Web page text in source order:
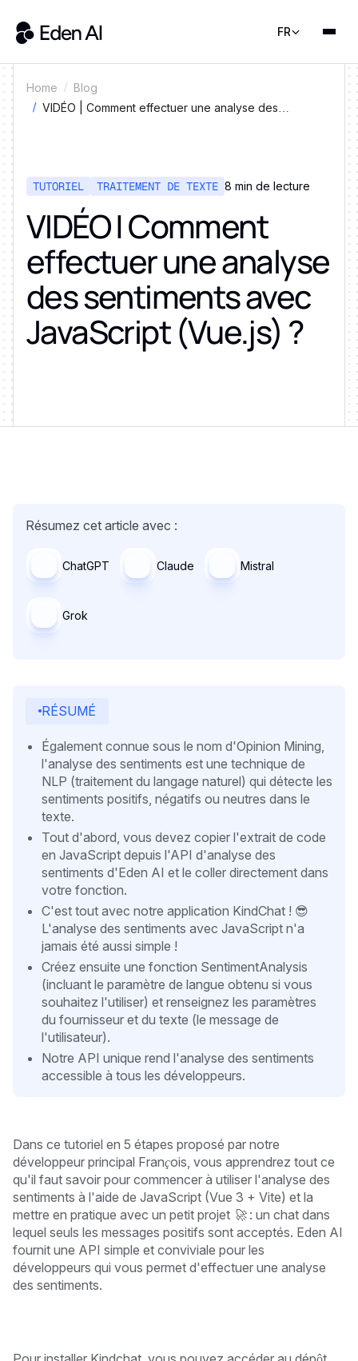
FR
Home
Blog
VIDÉO | Comment effectuer une analyse des
TUTORIEL TRAITEMENT DE TEXTE 8 min de lecture
VIDÉO | Comment
effectuer une analyse
des sentiments avec
JavaScript (Vue.js) ?
Résumez cet article avec :
ChatGPT Claude Mistral
Grok
RÉSUMÉ
Également connue sous le nom d'Opinion Mining,
l'analyse des sentiments est une technique de
NLP (traitement du langage naturel) qui détecte les
sentiments positifs, négatifs ou neutres dans le
texte.
Tout d'abord, vous devez copier l'extrait de code
en JavaScript depuis l'API d'analyse des
sentiments d'Eden AI et le coller directement dans
votre fonction.
C'est tout avec notre application KindChat ! 😎
L'analyse des sentiments avec JavaScript n'a
jamais été aussi simple !
Créez ensuite une fonction SentimentAnalysis
(incluant le paramètre de langue obtenu si vous
souhaitez l'utiliser) et renseignez les paramètres
du fournisseur et du texte (le message de
l'utilisateur).
Notre API unique rend l'analyse des sentiments
accessible à tous les développeurs.
Dans ce tutoriel en 5 étapes proposé par notre
développeur principal François, vous apprendrez tout ce
qu'il faut savoir pour commencer à utiliser l'analyse des
sentiments à l'aide de JavaScript (Vue 3 + Vite) et la
mettre en pratique avec un petit projet 🚀 : un chat dans
lequel seuls les messages positifs sont acceptés. Eden AI
fournit une API simple et conviviale pour les
développeurs qui vous permet d'effectuer une analyse
des sentiments.